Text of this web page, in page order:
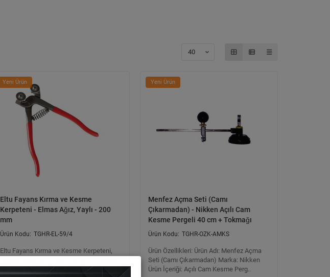
Yeni Ürün
Eltu Fayans Kırma ve Kesme
Kerpeteni - Elmas Ağız, Yaylı - 200
mm
TGHR-EL-59/4
Eltu Fayans Kırma ve Kesme Kerpeteni,
Yeni Ürün
Menfez Açma Seti (Camı
Çıkarmadan) - Nikken Açılı Cam
Kesme Pergeli 40 cm + Tokmağı
TGHR-OZK-AMKS
Ürün Özellikleri: Ürün Adı: Menfez Açma
Seti (Camı Çıkarmadan) Marka: Nikken
Ürün İçeriği: Açılı Cam Kesme Perg..